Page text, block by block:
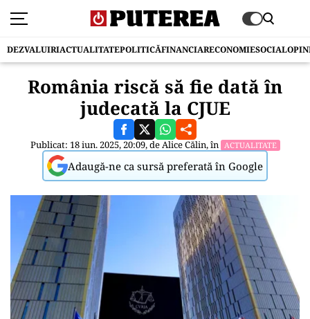
DEZVALUIRIACTUALITATEPOLITICĂFINANCIARECONOMIESOCIAL
România riscă să fie dată în
judecată la CJUE
Publicat: 18 iun. 2025, 20:09, deAlice Călin, în ACTUALITATE
Adaugă-ne ca sursă preferată în Google